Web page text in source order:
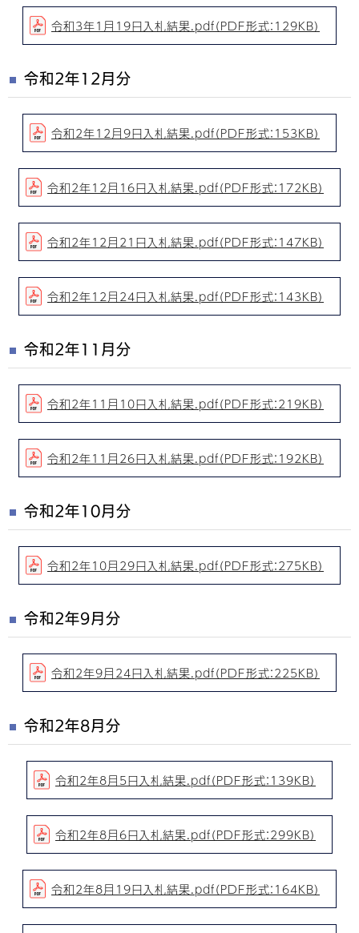
令和3年1月19日入札結果.pdf（PDF形式：129KB）
令和2年12月分
令和2年12月9日入札結果.pdf（PDF形式：153KB）
令和2年12月16日入札結果.pdf（PDF形式：172KB）
令和2年12月21日入札結果.pdf（PDF形式：147KB）
令和2年12月24日入札結果.pdf（PDF形式：143KB）
令和2年11月分
令和2年11月10日入札結果.pdf（PDF形式：219KB）
令和2年11月26日入札結果.pdf（PDF形式：192KB）
令和2年10月分
令和2年10月29日入札結果.pdf（PDF形式：275KB）
令和2年9月分
令和2年9月24日入札結果.pdf（PDF形式：225KB）
令和2年8月分
令和2年8月5日入札結果.pdf（PDF形式：139KB）
令和2年8月6日入札結果.pdf（PDF形式：299KB）
令和2年8月19日入札結果.pdf（PDF形式：164KB）